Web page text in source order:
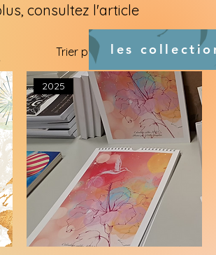
Trier par : Recommandé
2025
consultez l'article
les